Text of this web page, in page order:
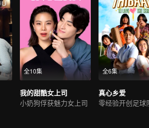
全10集
我的甜酷女上司
小奶狗俘获魅力女上司
全6集
真心乡爱
零经验开创足球